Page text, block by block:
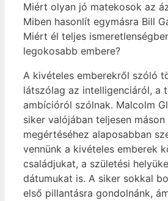
Miért olyan jó matekosok az
Miben hasonlít egymásra Bill
Miért él teljes
legokosabb embere?
A kivételes emberekről szóló
látszólag az intelligenciáról, a
ambícióról szólnak. Malcolm
siker valójában teljesen máson
megértéséhez alaposabban
vennünk a kivételes emberek
családjukat, a születési
dátumukat is. A siker sokkal
első pillantásra gondolnánk,